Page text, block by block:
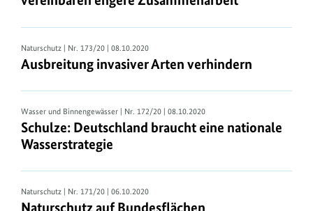
Naturschutz | Nr. 173/20 | 08.10.2020
Ausbreitung invasiver Arten verhindern
Wasser und Binnengewässer | Nr. 172/20 | 08.10.2020
Schulze: Deutschland braucht eine nationale
Wasserstrategie
Naturschutz | Nr. 171/20 | 06.10.2020
Naturschutz auf Bundesflächen